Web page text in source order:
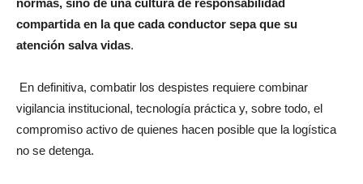
compartida en la que cada conductor sepa que su
atención salva vidas.
En definitiva, combatir los despistes requiere combinar
vigilancia institucional, tecnología práctica y, sobre todo, el
compromiso activo de quienes hacen posible que la logística
no se detenga.